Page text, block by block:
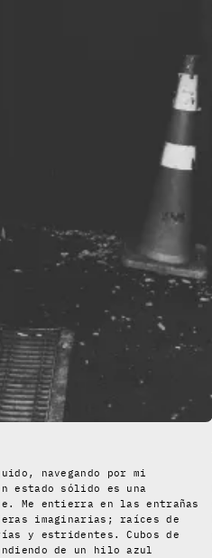
navegando por mi
estado sólido es una
Me entierra en las entrañas
imaginarias; raíces de
y estridentes. Cubos de
de un hilo azul